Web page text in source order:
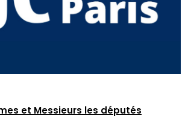
et Messieurs les députés